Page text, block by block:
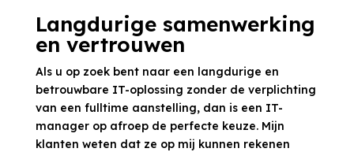
Langdurige samenwerking
en vertrouwen
Als u op zoek bent naar een langdurige en
betrouwbare IT-oplossing zonder de verplichting
van een fulltime aanstelling, dan is een IT-
manager op afroep de perfecte keuze. Mijn
klanten weten dat ze op mij kunnen rekenen